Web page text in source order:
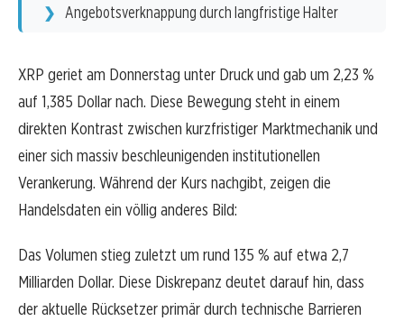
Angebotsverknappung durch langfristige Halter
XRP geriet am Donnerstag unter Druck und gab um 2,23 %
auf 1,385 Dollar nach. Diese Bewegung steht in einem
direkten Kontrast zwischen kurzfristiger Marktmechanik und
einer sich massiv beschleunigenden institutionellen
Verankerung. Während der Kurs nachgibt, zeigen die
Handelsdaten ein völlig anderes Bild:
Das Volumen stieg zuletzt um rund 135 % auf etwa 2,7
Milliarden Dollar. Diese Diskrepanz deutet darauf hin, dass
der aktuelle Rücksetzer primär durch technische Barrieren